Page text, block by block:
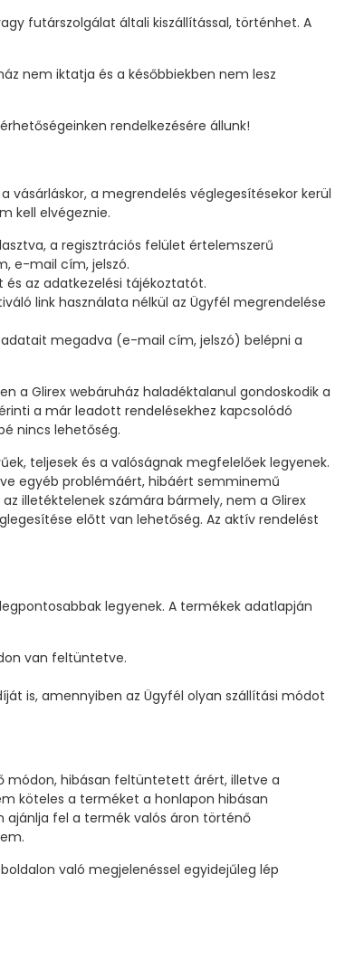
futárszolgálat általi kiszállítással, történhet. A
nem iktatja és a későbbiekben nem lesz
rendelkezésére állunk!
vásárláskor, a megrendelés véglegesítésekor kerül
kell elvégeznie.
a regisztrációs felület értelemszerű
e-mail cím, jelszó.
és az adatkezelési tájékoztatót.
link használata nélkül az Ügyfél megrendelése
megadva (e-mail cím, jelszó) belépni a
a Glirex webáruház haladéktalanul gondoskodik a
a már leadott rendelésekhez kapcsolódó
nincs lehetőség.
teljesek és a valóságnak megfelelőek legyenek.
egyéb problémáért, hibáért semminemű
illetéktelenek számára bármely, nem a Glirex
előtt van lehetőség. Az aktív rendelést
legyenek. A termékek adatlapján
van feltüntetve.
is, amennyiben az Ügyfél olyan szállítási módot
módon, hibásan feltüntetett árért, illetve a
köteles a terméket a honlapon hibásan
ajánlja fel a termék valós áron történő
való megjelenéssel egyidejűleg lép